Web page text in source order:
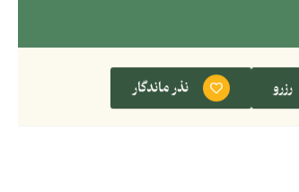
رزرو نذر ماندگار